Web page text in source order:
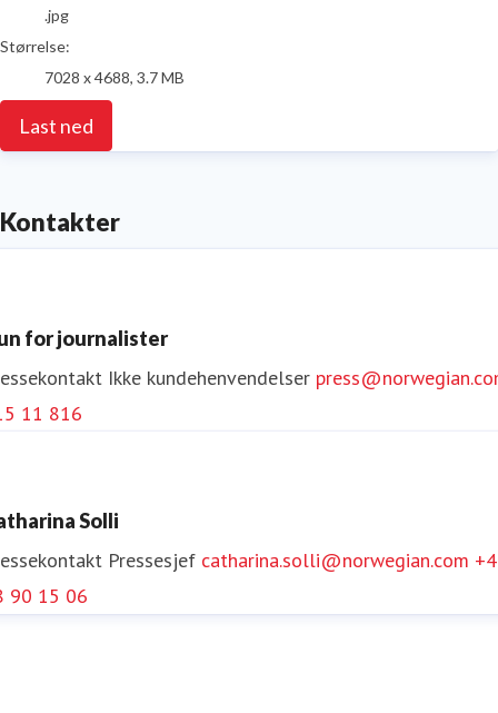
.jpg
Størrelse:
7028 x 4688, 3.7 MB
Last ned
Kontakter
for journalister
Ikke kundehenvendelser
11 816
Solli
Pressesjef catharina.solli@norwegian.com
90 15 06